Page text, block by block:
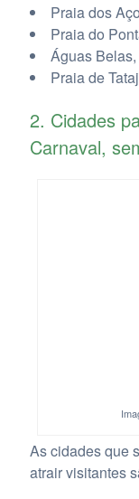
Praia dos
Praia do
Águas
Praia de
2. Cidades
Carnaval,
As cidades que
atrair visitantes